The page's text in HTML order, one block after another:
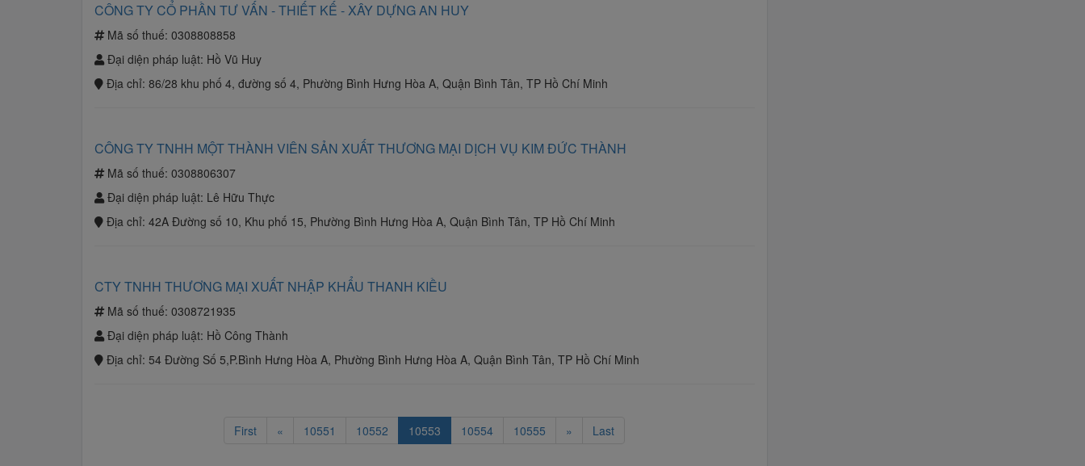
CÔNG TY CỔ PHẦN TƯ VẤN - THIẾT KẾ - XÂY DỰNG AN HUY
Mã số thuế: 0308808858
Đại diện pháp luật: Hồ Vũ Huy
Địa chỉ: 86/28 khu phố 4, đường số 4, Phường Bình Hưng Hòa A, Quận Bình Tân, TP Hồ Chí Minh
CÔNG TY TNHH MỘT THÀNH VIÊN SẢN XUẤT THƯƠNG MẠI DỊCH VỤ KIM ĐỨC THÀNH
Mã số thuế: 0308806307
Đại diện pháp luật: Lê Hữu Thực
Địa chỉ: 42A Đường số 10, Khu phố 15, Phường Bình Hưng Hòa A, Quận Bình Tân, TP Hồ Chí Minh
CTY TNHH THƯƠNG MẠI XUẤT NHẬP KHẨU THANH KIỀU
Mã số thuế: 0308721935
Đại diện pháp luật: Hồ Công Thành
Địa chỉ: 54 Đường Số 5,P.Bình Hưng Hòa A, Phường Bình Hưng Hòa A, Quận Bình Tân, TP Hồ Chí Minh
First « 10551 10552 10553 10554 10555 » Last